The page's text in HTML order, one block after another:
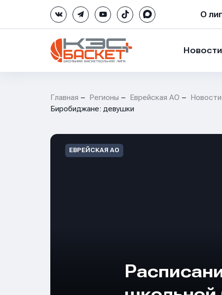
О
Новости
Главная Регионы Еврейская АО Новости
Биробиджане: девушки
ЕВРЕЙСКАЯ АО